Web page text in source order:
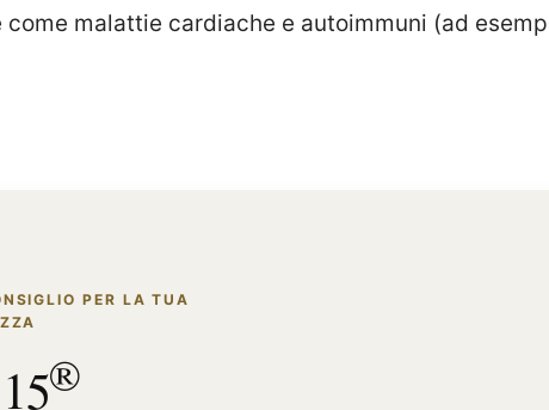
come malattie cardiache e autoimmuni (ad
PER LA TUA
®